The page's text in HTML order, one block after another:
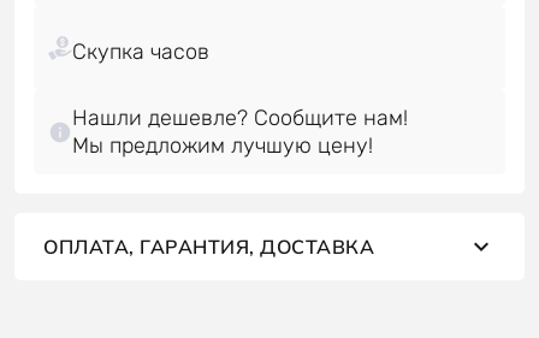
Нашли дешевле? Сообщите нам!
Мы предложим лучшую цену!
ОПЛАТА, ГАРАНТИЯ, ДОСТАВКА